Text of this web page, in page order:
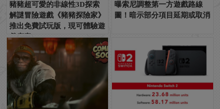
豬豬超可愛的非線性3D探索
解謎冒險遊戲《豬豬探險家》
推出免費試玩版，現可體驗遊
戲序章！
曝索尼調整第一方遊戲路線
圖！暗示部分項目延期或取消